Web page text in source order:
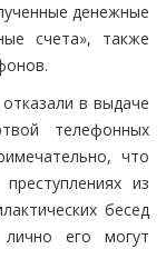
денежные
счета», также
в выдаче
телефонных
что
из
бесед
его могут